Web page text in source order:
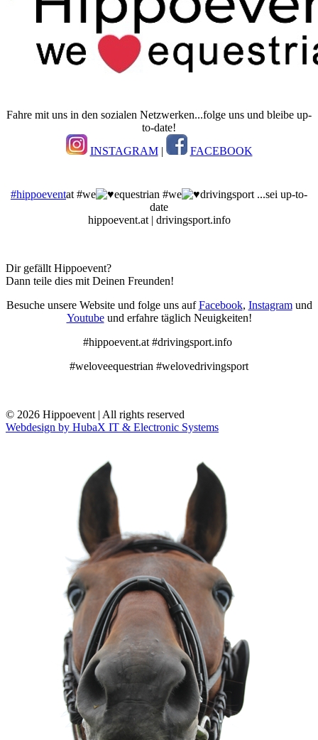
Fahre mit uns in den sozialen Netzwerken...folge uns und bleibe up-
to-date!
INSTAGRAM| FACEBOOK
#hippoeventat #we equestrian #we
drivingsport ...sei up-to-
date
hippoevent.at | drivingsport.info
Dir gefällt Hippoevent?
Dann teile dies mit Deinen Freunden!
Besuche unsere Website und folge uns aufFacebook, Instagramund
Youtubeund erfahre täglich Neuigkeiten!
#hippoevent.at #drivingsport.info
#weloveequestrian #welovedrivingsport
© 2026 Hippoevent | All rights reserved
Webdesign by HubaX IT & Electronic Systems